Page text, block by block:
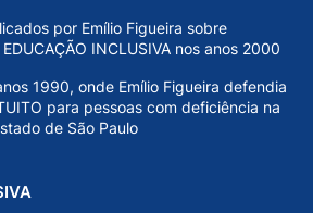
por Emílio Figueira sobre
INCLUSIVA nos anos 2000
1990, onde Emílio Figueira defendia
para pessoas com deficiência na
de São Paulo